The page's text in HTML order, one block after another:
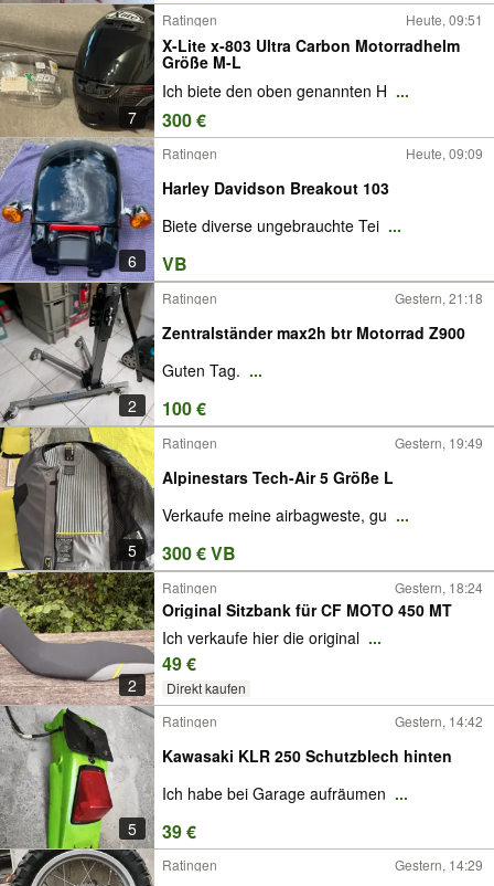
7
Ratingen Heute, 09:51
X-Lite x-803 Ultra Carbon Motorradhelm
Größe M-L
Ich biete den oben genannten H ...
300 €
6
Ratingen Heute, 09:09
Harley Davidson Breakout 103
Biete diverse ungebrauchte Tei ...
VB
2
Ratingen Gestern, 21:18
Zentralständer max2h btr Motorrad Z900
Guten Tag. ...
100 €
5
Ratingen Gestern, 19:49
Alpinestars Tech-Air 5 Größe L
Verkaufe meine airbagweste, gu ...
300 € VB
2
Ratingen Gestern, 18:24
Original Sitzbank für CF MOTO 450 MT
Ich verkaufe hier die original ...
49 €
Direkt kaufen
5
Ratingen Gestern, 14:42
Kawasaki KLR 250 Schutzblech hinten
Ich habe bei Garage aufräumen ...
39 €
Ratingen Gestern, 14:29